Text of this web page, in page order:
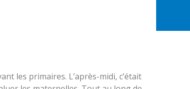
les primaires. L’après-midi, c’était